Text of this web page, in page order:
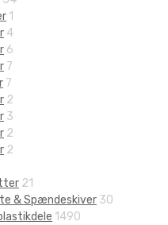
1
4
6
7
7
2
3
2
2
21
& Spændeskiver 30
1490